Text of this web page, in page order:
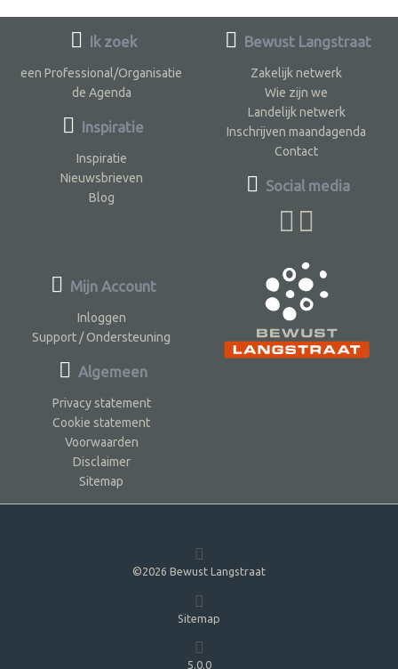
Ik zoek
een Professional/Organisatie
de Agenda
Inspiratie
Inspiratie
Nieuwsbrieven
Blog
Bewust Langstraat
Zakelijk netwerk
Wie zijn we
Landelijk netwerk
Inschrijven maandagenda
Contact
Social media
Mijn Account
Inloggen
Support / Ondersteuning
Algemeen
Privacy statement
Cookie statement
Voorwaarden
Disclaimer
Sitemap
©2026 Bewust Langstraat
Sitemap
5.0.0